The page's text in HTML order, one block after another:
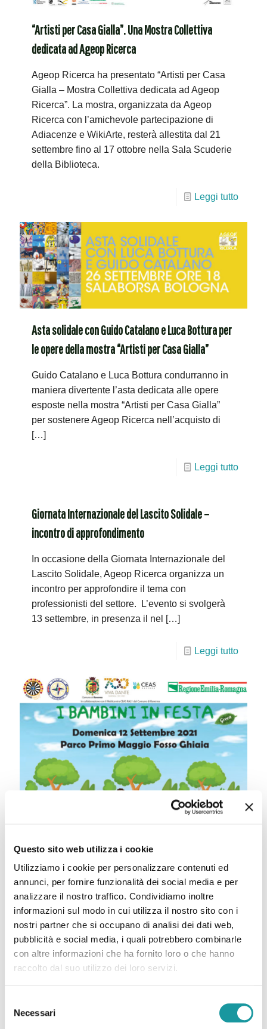
Questo sito web utilizza i cookie
Utilizziamo i cookie per personalizzare contenuti ed
annunci, per fornire funzionalità dei social media e per
analizzare il nostro traffico. Condividiamo inoltre
informazioni sul modo in cui utilizza il nostro sito con i
nostri partner che si occupano di analisi dei dati web,
pubblicità e social media, i quali potrebbero combinarle
con altre informazioni che ha fornito loro o che hanno
raccolto dal suo utilizzo dei loro servizi.
delNecessari
“Artisti per Casa Gialla”. Una Mostra Collettiva
dedicata ad Ageop Ricerca
Ageop Ricerca ha presentato “Artisti per Casa
Gialla – Mostra Collettiva dedicata ad Ageop
Ricerca”. La mostra, organizzata da Ageop
Ricerca con l’amichevole partecipazione di
Adiacenze e WikiArte, resterà allestita dal 21
settembre fino al 17 ottobre nella Sala Scuderie
della Biblioteca.
Leggi tutto
Asta solidale con Guido Catalano e Luca Bottura per
le opere della mostra “Artisti per Casa Gialla”
Guido Catalano e Luca Bottura condurranno in
maniera divertente l’asta dedicata alle opere
esposte nella mostra “Artisti per Casa Gialla”
per sostenere Ageop Ricerca nell’acquisto di
[…]
Leggi tutto
Giornata Internazionale del Lascito Solidale –
incontro di approfondimento
In occasione della Giornata Internazionale del
Lascito Solidale, Ageop Ricerca organizza un
incontro per approfondire il tema con
professionisti del settore. L’evento si svolgerà
13 settembre, in presenza il nel […]
Leggi tutto
I BAMBINI IN FESTA GREEN al Parco Primo Maggio,
Fosso Ghiaia
I BAMBINI IN FESTA GREENDomenica 12
Settembre 2021 presso il Parco Primo Maggio,
Fosso Ghiaia (RA) La storica manifestazione “I
Bambini in Festa” organizzata da oltre[…]